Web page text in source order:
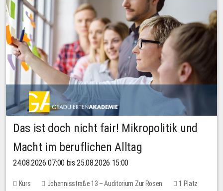
Das ist doch nicht fair! Mikropolitik und
Macht im beruflichen Alltag
24.08.2026 07:00 bis 25.08.2026 15:00
Kurs Johannisstraße 13 – Auditorium Zur Rosen
1 Platz